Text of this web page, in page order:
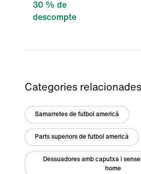
30 % de
descompte
Categories relacionades
Samarretes de futbol americà
Parts superiors de futbol americà
Dessuadores amb caputxa i
home